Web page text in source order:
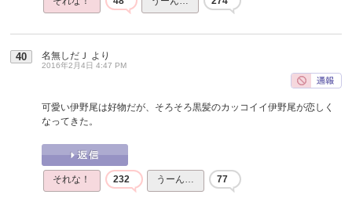
40 名無しだＪ より
2016年2月4日 4:47 PM
可愛い伊野尾は好物だが、そろそろ黒髪のカッコイイ伊野尾が恋しく
なってきた。
それな！ 232 うーん… 77